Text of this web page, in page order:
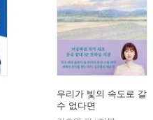
우리가 빛의 속도로 갈
수 없다면